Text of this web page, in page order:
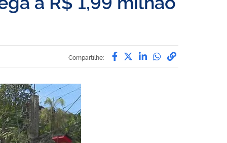
Compartilhe: Compartilhe por
Compartilhe por
Compartilhe por
Compartilhe
link para